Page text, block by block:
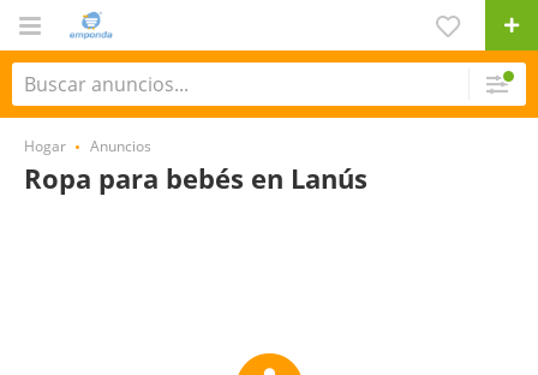
Hogar Anuncios
Ropa para bebés en Lanús